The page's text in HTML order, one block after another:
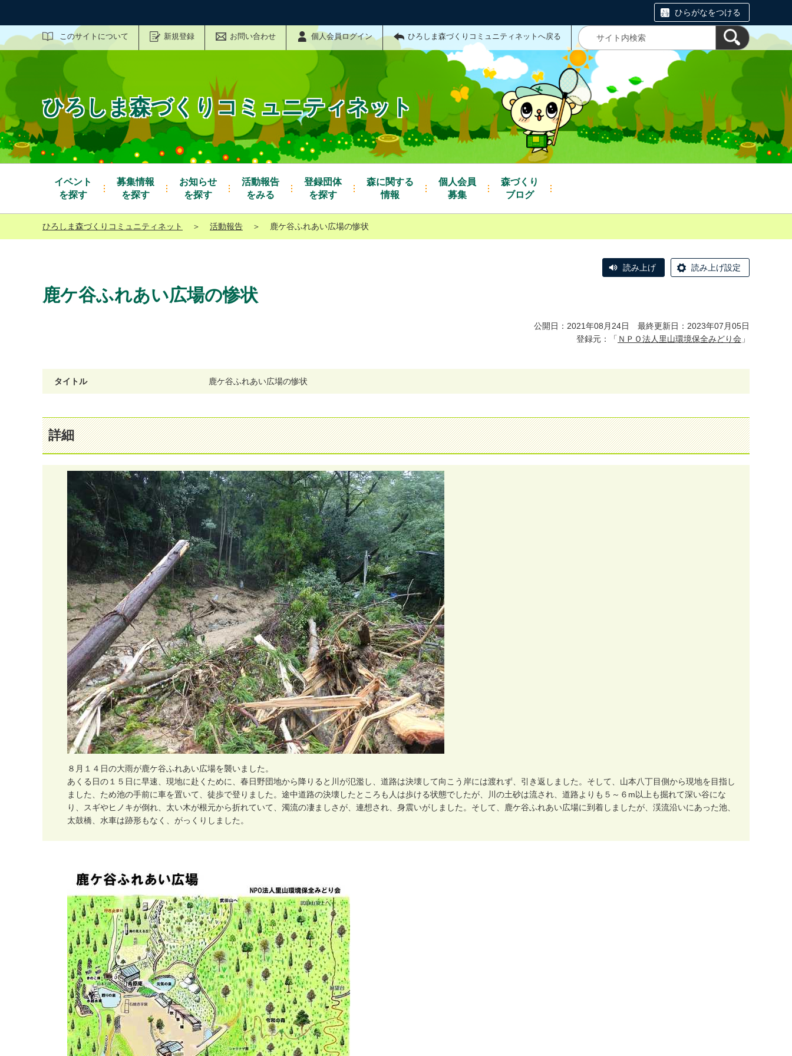
ひらがなをつける
このサイトについて 新規登録 お問い合わせ 個人会員ログイン ひろしま森づくりコミュニティネットへ戻る
サイト内検索
ひろしま森づくりコミュニティネット
イベント
を探す
募集情報
を探す
お知らせ
を探す
活動報告
をみる
登録団体
を探す
森に関する
情報
個人会員
募集
森づくり
ブログ
ひろしま森づくりコミュニティネット ＞ 活動報告 ＞ 鹿ケ谷ふれあい広場の惨状
読み上げ 読み上げ設定
鹿ケ谷ふれあい広場の惨状
公開日：2021年08月24日 最終更新日：2023年07月05日
登録元：「 ＮＰＯ法人里山環境保全みどり会 」
タイトル 鹿ケ谷ふれあい広場の惨状
詳細
８ 月 １ ４ 日の大雨が鹿ケ谷ふれあい広場を襲いま した。
あ く る 日の１ ５ 日に早速、 現地に赴 く ために、 春日野団地から 降り る と 川 が氾濫し、 道路は決壊して向こ う 岸には渡れず、 引 き返 し ま した。 そ して、 山本八丁目側から現地を目指し
ま した、 ため池の手前に車を置いて、 徒歩で登 り ま した。 途中道路の決壊した と こ ろ も 人は歩ける状態でしたが、 川 の土砂は流され、 道路よ り も ５ ～ ６ m以上も掘れて深い谷にな
り 、 スギやヒ ノ キが倒れ、 太い木が根元から折れていて、 濁流の凄ま しさが、 連想され、 身震いがし ま した。 そ して、 鹿ケ谷ふれあい広場に到着し ま したが、 渓流沿いにあった池、
太鼓橋、 水車は跡形もな く 、 がっ く り し ま した。